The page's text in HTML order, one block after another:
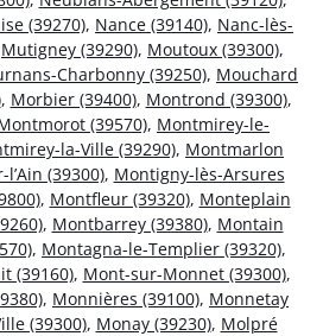
(39270), Nance (39140), Nanc-lès-
Mutigney (39290), Moutoux (39300),
Charbonny (39250), Mouchard
, Morbier (39400), Montrond (39300),
(39570), Montmirey-le-
la-Ville (39290), Montmarlon
(39300), Montigny-lès-Arsures
, Montfleur (39320), Monteplain
, Montbarrey (39380), Montain
, Montagna-le-Templier (39320),
(39160), Mont-sur-Monnet (39300),
, Monnières (39100), Monnetay
(39300), Monay (39230), Molpré